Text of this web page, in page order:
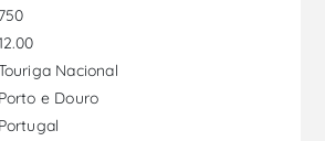
750
Nacional
Porto e Douro
Portugal